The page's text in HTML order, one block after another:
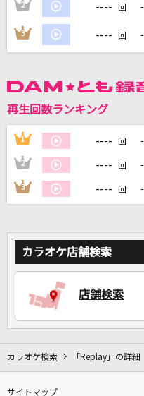
Celebrate
[生音]ピースサイン
会心の一撃
カラオケ最
DAMに会員
2 ---- 回
3 ---- 回
再生回数ランキング
1 ---- 回
2 ---- 回
3 ---- 回
カラオケ店舗検索
店舗検索
カラオケ検索 「Replay」の詳細
サイトマップ